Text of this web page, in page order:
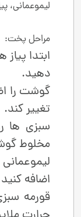
لیموعمانی،
مراحل پخت:
ابتدا
دهید.
گوشت را
تغییر کند.
سبزی ‌ها
مخلوط
اضافه